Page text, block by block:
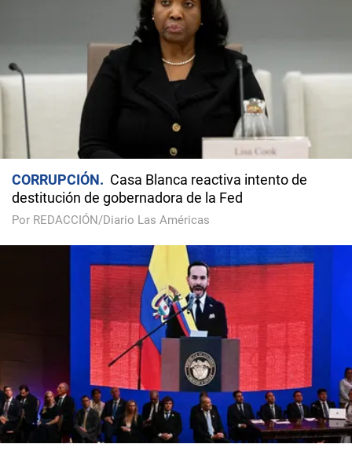
CORRUPCIÓN
Casa Blanca reactiva intento de
destitución de gobernadora de la Fed
Por REDACCIÓN/Diario Las Américas